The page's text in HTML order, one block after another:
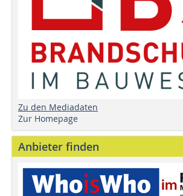
Zu den Mediadaten
Zur Homepage
Anbieter finden